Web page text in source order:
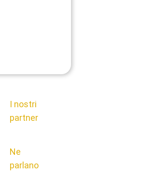
I nostri
partner
Ne
parlano